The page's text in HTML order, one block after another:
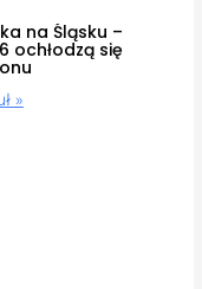
na Śląsku –
ochłodzą się
»